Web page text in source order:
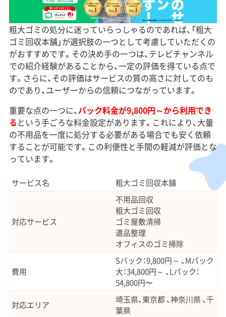
粗大ゴミの処分に迷っていらっしゃるのであれば、「粗大
ゴミ回収本舗」が選択肢の一つとして考慮していただくの
がおすすめです。その決め手の一つは、テレビチャンネル
での紹介経験があることから、一定の評価を得ている点で
す。さらに、その評価はサービスの質の高さに対してのも
のであり、ユーザーからの信頼につながっています。
重要な点の一つに、パック料金が9,800円～から利用でき
る という手ごろな料金設定があります。これにより、大量
の不用品を一度に処分する必要がある場合でも安く依頼
することが可能です。この利便性と手間の軽減が評価とな
っています。
サービス名 粗大ゴミ回収本舗
対応サービス
不用品回収
粗大ゴミ回収
ゴミ屋敷清掃
遺品整理
オフィスのゴミ掃除
費用
Sパック：9,800円～ 、Mパック
大：34,800円～ 、Lパック：
54,800円〜
対応エリア
埼玉県、東京都 、神奈川県 、千
葉県